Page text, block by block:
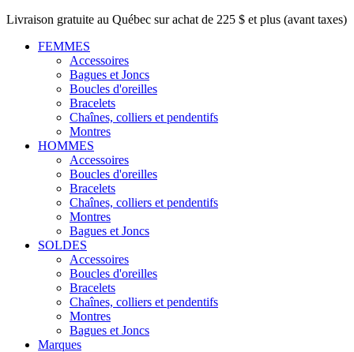
Livraison gratuite au Québec sur achat de 225 $ et plus (avant taxes)
FEMMES
Accessoires
Bagues et Joncs
Boucles d'oreilles
Bracelets
Chaînes, colliers et pendentifs
Montres
HOMMES
Accessoires
Boucles d'oreilles
Bracelets
Chaînes, colliers et pendentifs
Montres
Bagues et Joncs
SOLDES
Accessoires
Boucles d'oreilles
Bracelets
Chaînes, colliers et pendentifs
Montres
Bagues et Joncs
Marques